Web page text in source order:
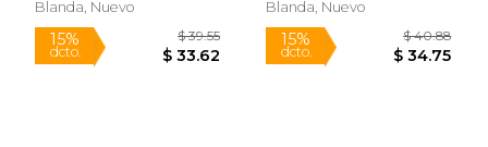
Blanda, Nuevo
Blanda, Nuevo